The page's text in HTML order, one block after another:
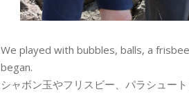
We played with bubbles, balls, a
began.
シャボン玉やフリスビー、パラシュー